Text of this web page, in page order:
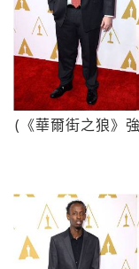
(《華爾街之狼》